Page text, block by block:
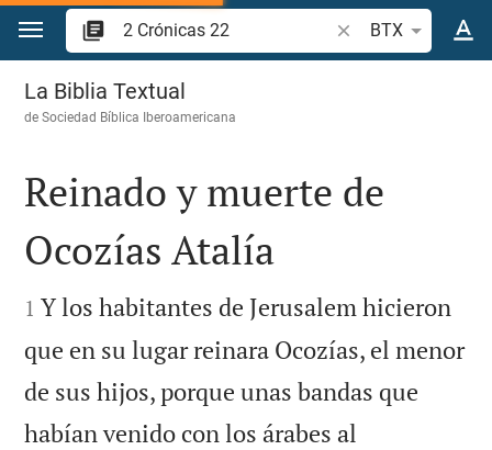
Ir a un contenido
Buscar versículo
BTX
2 Crónicas 22
La Biblia Textual
deSociedad Bíblica Iberoamericana

Reinado y muerte de
Ocozías Atalía

1 Y los habitantes de Jerusalem hicieron
que en su lugar reinara Ocozías, el menor
de sus hijos, porque unas bandas que
habían venido con los árabes al